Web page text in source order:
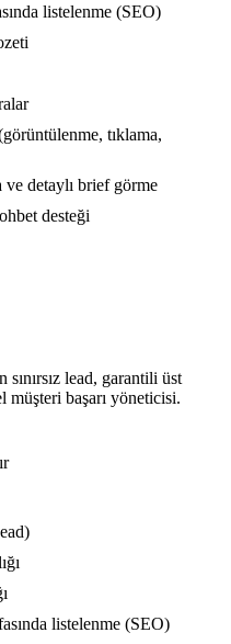
listelenme (SEO)
tıklama,
detaylı brief görme
desteği
lead, garantili üst
müşteri başarı yöneticisi.
listelenme (SEO)